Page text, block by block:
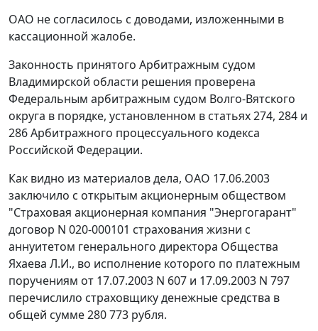
ОАО не согласилось с доводами, изложенными в
кассационной жалобе.
Законность принятого Арбитражным судом
Владимирской области решения проверена
Федеральным арбитражным судом Волго-Вятского
округа в порядке, установленном в статьях 274, 284 и
286 Арбитражного процессуального кодекса
Российской Федерации.
Как видно из материалов дела, ОАО 17.06.2003
заключило с открытым акционерным обществом
"Страховая акционерная компания "Энергогарант"
договор N 020-000101 страхования жизни с
аннуитетом генерального директора Общества
Яхаева Л.И., во исполнение которого по платежным
поручениям от 17.07.2003 N 607 и 17.09.2003 N 797
перечислило страховщику денежные средства в
общей сумме 280 773 рубля.